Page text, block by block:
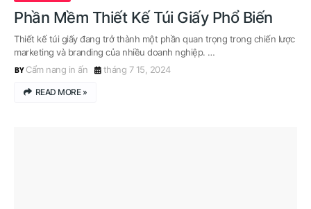
Phần Mềm Thiết Kế Túi Giấy Phổ Biến
Thiết kế túi giấy đang trở thành một phần quan trọng trong chiến lược
marketing và branding của nhiều doanh nghiệp. …
Cẩm nang in ấn
tháng 7 15, 2024
READ MORE »